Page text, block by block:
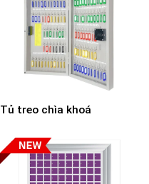
Tủ treo chìa khoá